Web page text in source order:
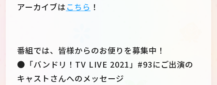
アーカイブは こちら ！
番組では、皆様からのお便りを募集中！
●「バンドリ！TV LIVE 2021」#93にご出演の
キャストさんへのメッセージ